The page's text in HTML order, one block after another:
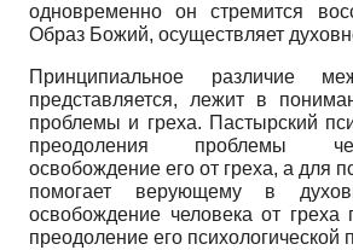
одновременно он стремится
Образ Божий, осуществляет
Принципиальное различие
представляется, лежит в
проблемы и греха. Пастырский
преодоления проблемы
освобождение его от греха, а для
помогает верующему в
освобождение человека от греха
преодоление его психологической